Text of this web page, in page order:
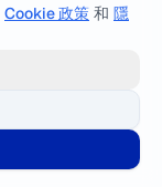
Cookie 政策 和 隱